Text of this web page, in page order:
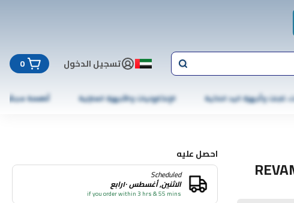
تسجيل الدخول 0
تابلت وأجهزة اليد الذكية الإلكترونيات والأجهزة المنزلية أطعمة مجمّدة
احصل عليه
Scheduled
الاثنين, أغسطس ١٠رابع
if you order within 3 hrs & 55 mins